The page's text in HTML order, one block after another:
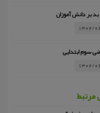
بر دانش آموزان
1402/
سوم ابتدایی
1402/